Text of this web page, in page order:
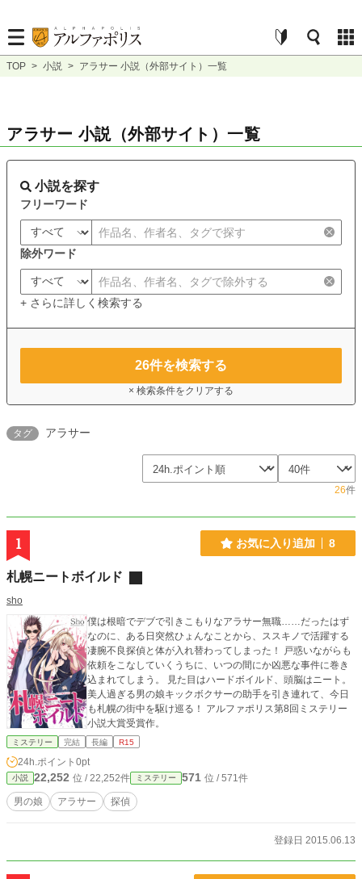
TOP > 小説 > アラサー 小説（外部サイト）一覧
アラサー 小説（外部サイト）一覧
小説を探す
フリーワード
除外ワード
+ さらに詳しく検索する
26件を検索する
× 検索条件をクリアする
タグ アラサー
26件
1 お気に入り追加 8
札幌ニートボイルド
sho
僕は根暗でデブで引きこもりなアラサー無職……だったはず
なのに、ある日突然ひょんなことから、ススキノで活躍する
凄腕不良探偵と体が入れ替わってしまった！ 戸惑いながらも
依頼をこなしていくうちに、いつの間にか凶悪な事件に巻き
込まれてしまう。 見た目はハードボイルド、頭脳はニート。
美人過ぎる男の娘キックボクサーの助手を引き連れて、今日
も札幌の街中を駆け巡る！ アルファポリス第8回ミステリー
小説大賞受賞作。
ミステリー 完結 長編 R15
24h.ポイント 0pt
小説 22,252 位 / 22,252件 ミステリー 571 位 / 571件
男の娘 アラサー 探偵
登録日 2015.06.13